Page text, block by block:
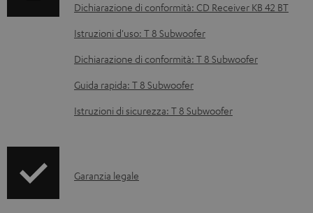
t
i
s
c
a
Dichiarazione di conformità: CD Receiver KB 42 BT
Istruzioni d'uso: T 8 Subwoofer
Dichiarazione di conformità: T 8 Subwoofer
Guida rapida: T 8 Subwoofer
Istruzioni di sicurezza: T 8 Subwoofer
IGaranzia legale